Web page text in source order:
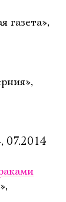
газета»,
07.2014